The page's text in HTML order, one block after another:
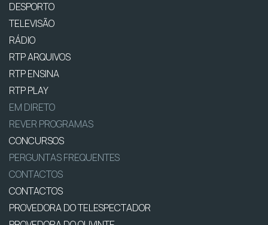
DESPORTO
TELEVISÃO
RÁDIO
RTP ARQUIVOS
RTP ENSINA
RTP PLAY
EM DIRETO
REVER PROGRAMAS
CONCURSOS
PERGUNTAS FREQUENTES
CONTACTOS
CONTACTOS
PROVEDORA DO TELESPECTADOR